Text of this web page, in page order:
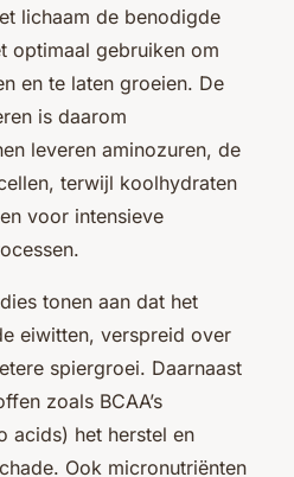
lichaam de benodigde
optimaal gebruiken om
en te laten groeien. De
is daarom
leveren aminozuren, de
terwijl koolhydraten
voor intensieve
tonen aan dat het
eiwitten, verspreid over
spiergroei. Daarnaast
zoals BCAA’s
acids) het herstel en
Ook micronutriënten